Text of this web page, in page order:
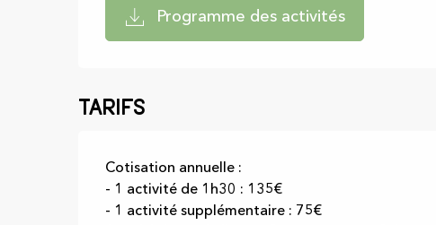
Programme des activités
Tarifs
Cotisation annuelle :
- 1 activité de 1h30 : 135€
- 1 activité supplémentaire : 75€